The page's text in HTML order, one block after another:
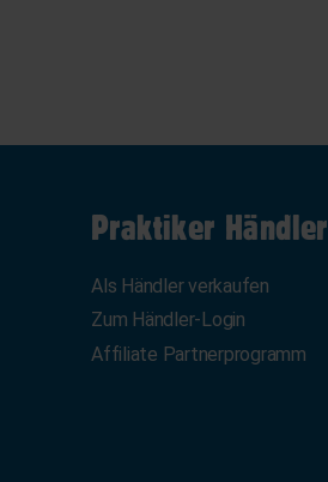
Praktiker Händler
Als Händler verkaufen
Zum Händler-Login
Affiliate Partnerprogramm